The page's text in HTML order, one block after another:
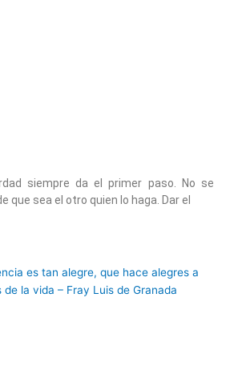
siempre da el primer paso. No se
que sea el otro quien lo haga. Dar el